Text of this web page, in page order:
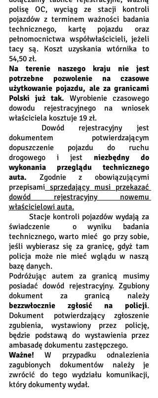
polisę OC, wyciąg ze stacji kontroli
pojazdów z terminem ważności badania
technicznego, kartę pojazdu oraz
pełnomocnictwa współwłaścicieli, jeżeli
tacy są. Koszt uzyskania wtórnika to
54,50 zł.
Na terenie naszego kraju nie jest
potrzebne pozwolenie na czasowe
użytkowanie pojazdu, ale za granicami
Polski już tak. Wyrobienie czasowego
dowodu rejestracyjnego na wniosek
właściciela kosztuje 19 zł.
dokumentem potwierdzającym
dopuszczenie pojazdu do ruchu
drogowego i jest niezbędny do
wykonania przeglądu technicznego
auta. Zgodnie z obowiązującymi
przepisami sprzedający musi przekazać
dowód rejestracyjny nowemu
właścicielowi auta.
świadczenie  o wyniku badania
technicznego, warto mieć  go przy sobie,
jeśli wybierasz się za granicę, gdyż tam
policja może nie mieć wglądu w naszą
bazę danych.
Podróżując autem za granicą musimy
posiadać dowód rejestracyjny. Zgubiony
dokument za granicą należy
bezzwłocznie zgłosić na policji.
Dokument potwierdzający zgłoszenie
zgubienia, wystawiony przez policję,
będzie podstawą do wystawienia przez
ambasadę dokumentu zastępczego.
Ważne! W przypadku odnalezienia
zagubionych dokumentów należy je
zwrócić do tego wydziału komunikacji,
który dokumenty wydał.